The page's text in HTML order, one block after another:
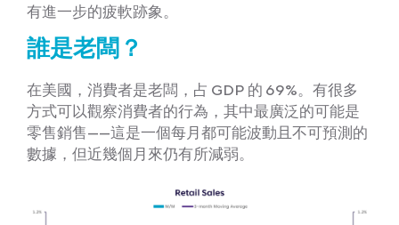
有進一步的疲軟跡象。
誰是老闆？
在美國，消費者是老闆，占 GDP 的 69%。有很多
方式可以觀察消費者的行為，其中最廣泛的可能是
零售銷售——這是一個每月都可能波動且不可預測的
數據，但近幾個月來仍有所減弱。